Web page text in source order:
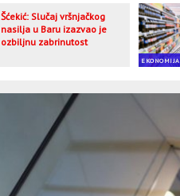
Šćekić: Slučaj vršnjačkog
nasilja u Baru izazvao je
ozbiljnu zabrinutost
EKONOMIJA